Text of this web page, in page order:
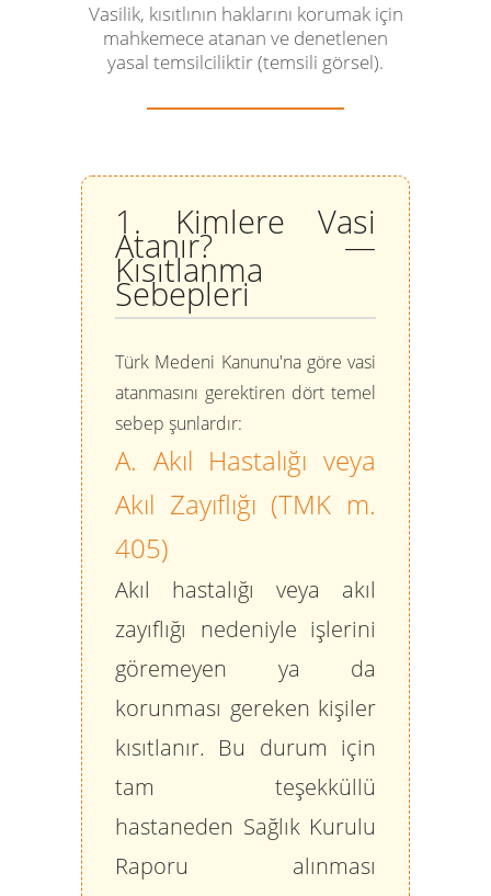
Vasilik, kısıtlının haklarını korumak için
mahkemece atanan ve denetlenen
yasal temsilciliktir (temsili görsel).
1. Kimlere Vasi
Atanır? —
Kısıtlanma
Sebepleri
Türk Medeni Kanunu'na göre vasi
atanmasını gerektiren dört temel
sebep şunlardır:
A. Akıl Hastalığı veya
Akıl Zayıflığı (TMK m.
405)
Akıl hastalığı veya akıl
zayıflığı nedeniyle işlerini
göremeyen ya da
korunması gereken kişiler
kısıtlanır. Bu durum için
tam teşekküllü
hastaneden Sağlık Kurulu
Raporu alınması